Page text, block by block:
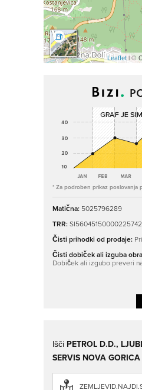
Leaflet| ©
* Za podroben prikaz poslovanja
Matična: 5025796289
TRR:SI56045150000225742
Čisti prihodki od prodaje:
Čisti dobiček ali izguba
Dobiček ali izgubo preveri
Išči PETROL D.D.,
SERVIS NOVA